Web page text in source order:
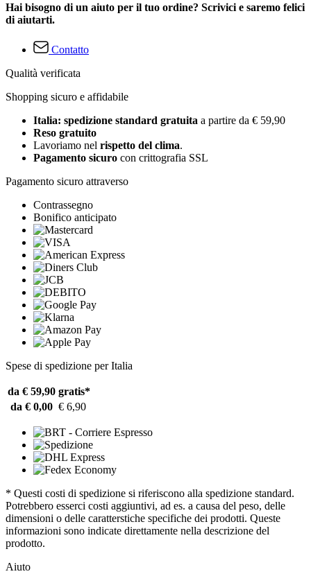
Hai bisogno di un aiuto per il tuo ordine? Scrivici e saremo felici
di aiutarti.
Contatto
Qualità verificata
Shopping sicuro e affidabile
Italia: spedizione standard gratuita a partire da € 59,90
Reso gratuito
Lavoriamo nel rispetto del clima.
Pagamento sicuro con crittografia SSL
Pagamento sicuro attraverso
Contrassegno
Bonifico anticipato
Spese di spedizione per Italia
da € 59,90 gratis*
da € 0,00 € 6,90
* Questi costi di spedizione si riferiscono alla spedizione standard.
Potrebbero esserci costi aggiuntivi, ad es. a causa del peso, delle
dimensioni o delle caratterstiche specifiche dei prodotti. Queste
informazioni sono indicate direttamente nella descrizione del
prodotto.
Aiuto